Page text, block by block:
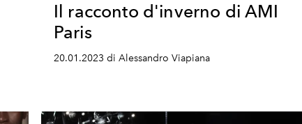
Il racconto d'inverno di AMI
Paris
20.01.2023 di Alessandro Viapiana